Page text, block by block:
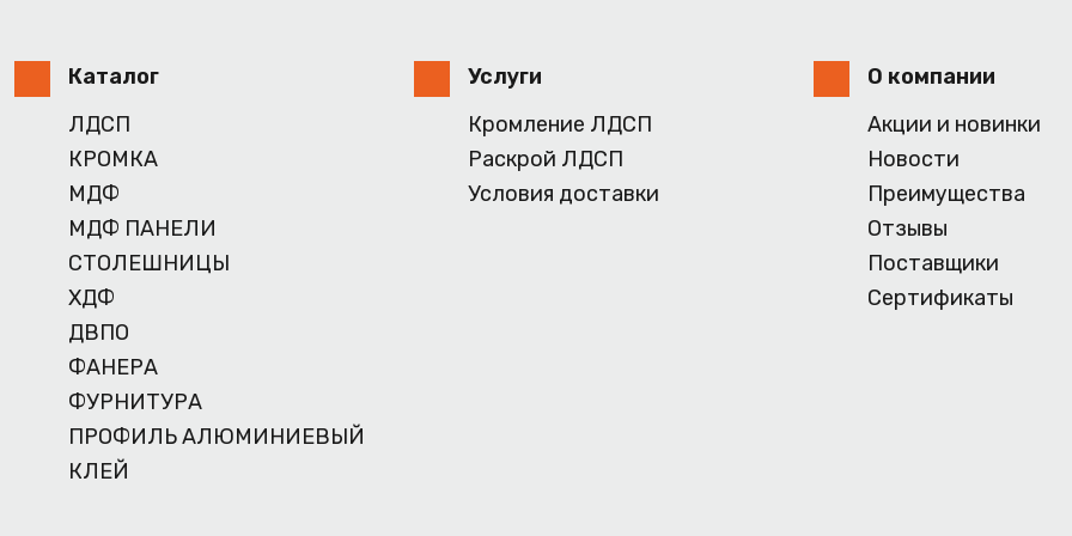
Каталог
ЛДСП
КРОМКА
МДФ
МДФ ПАНЕЛИ
СТОЛЕШНИЦЫ
ХДФ
ДВПО
ФАНЕРА
ФУРНИТУРА
ПРОФИЛЬ АЛЮМИНИЕВЫЙ
КЛЕЙ
Услуги
Кромление ЛДСП
Раскрой ЛДСП
Условия доставки
О компании
Акции и новинки
Новости
Преимущества
Отзывы
Поставщики
Сертификаты